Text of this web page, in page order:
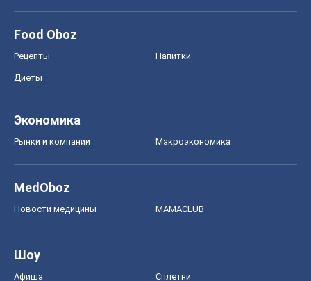
Food Oboz
Рецепты Напитки
Диеты
Экономика
Рынки и компании Mакроэкономика
MedOboz
Новости медицины MAMACLUB
Шоу
Афиша Сплетни